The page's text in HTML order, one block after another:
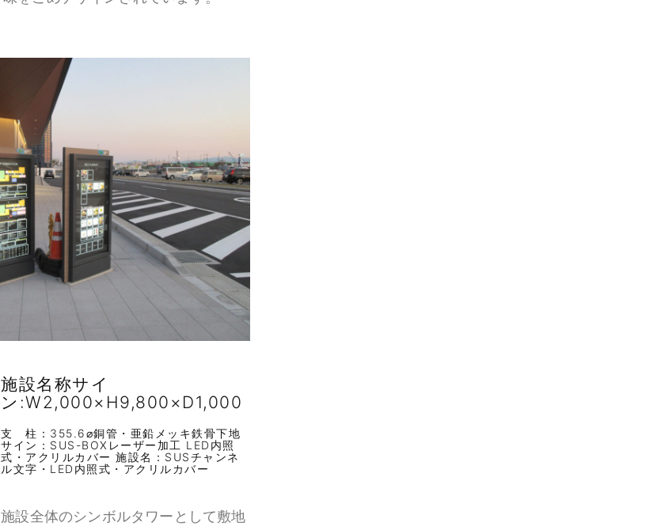
施設名称サイ
ン:W2,000×H9,800×D1,000
支 柱：355.6⌀銅管・亜鉛メッキ鉄骨下地
サイン：SUS-BOXレーザー加工 LED内照
式・アクリルカバー 施設名：SUSチャンネ
ル文字・LED内照式・アクリルカバー
施設全体のシンボルタワーとして敷地